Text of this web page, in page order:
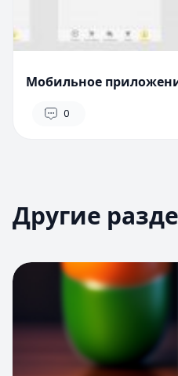
Мобильное
0
Другие